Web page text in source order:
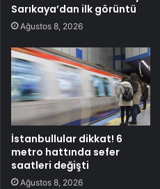
Sarıkaya’dan ilk görüntü
Ağustos 8, 2026
İstanbullular dikkat! 6
metro hattında sefer
saatleri değişti
Ağustos 8, 2026